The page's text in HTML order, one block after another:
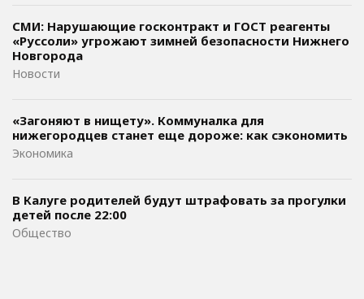
СМИ: Нарушающие госконтракт и ГОСТ реагенты
«Руссоли» угрожают зимней безопасности Нижнего
Новгорода
Новости
«Загоняют в нищету». Коммуналка для
нижегородцев станет еще дороже: как сэкономить
Экономика
В Калуге родителей будут штрафовать за прогулки
детей после 22:00
Общество